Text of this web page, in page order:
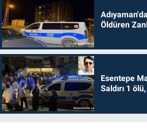
Öldüren
Esentepe
Saldırı 1